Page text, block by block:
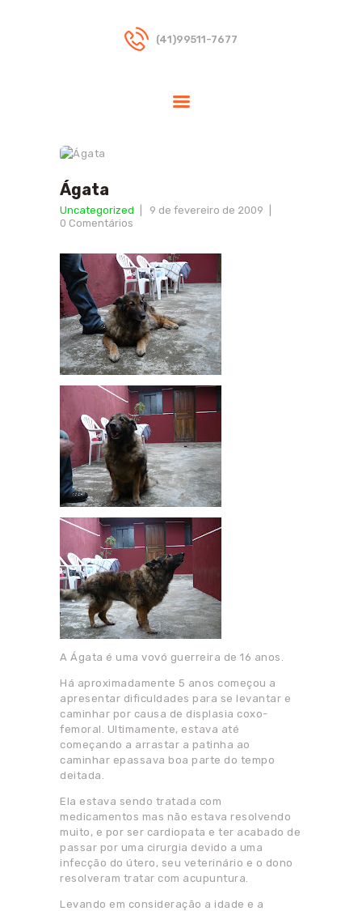
(41)99511-7677
TERAPIAS
DÚVIDAS
FREQUENTES
CONTATO
PARCEIROS
Ágata
Uncategorized
9 de fevereiro de 2009
0 Comentários
A Ágata é uma vovó guerreira de 16 anos.
Há aproximadamente 5 anos começou a
apresentar dificuldades para se levantar e
caminhar por causa de displasia coxo-
femoral. Ultimamente, estava até
começando a arrastar a patinha ao
caminhar epassava boa parte do tempo
deitada.
Ela estava sendo tratada com
medicamentos mas não estava resolvendo
muito, e por ser cardiopata e ter acabado de
passar por uma cirurgia devido a uma
infecção do útero, seu veterinário e o dono
resolveram tratar com acupuntura.
Levando em consideração a idade e a